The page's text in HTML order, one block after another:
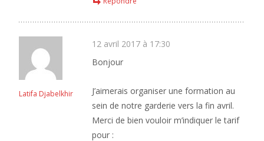
Latifa Djabelkhir
12 avril 2017 à 17:30
Bonjour
J’aimerais organiser une formation au
sein de notre garderie vers la fin avril.
Merci de bien vouloir m’indiquer le tarif
pour :